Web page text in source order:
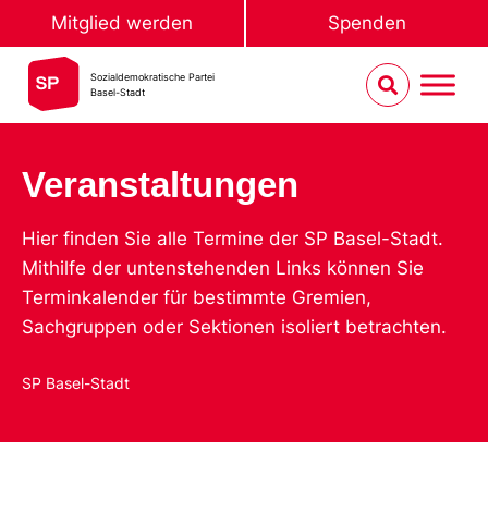
Mitglied werden Spenden
Sozialdemokratische Partei
Basel-Stadt
Veranstaltungen
Hier finden Sie alle Termine der SP Basel-Stadt.
Mithilfe der untenstehenden Links können Sie
Terminkalender für bestimmte Gremien,
Sachgruppen oder Sektionen isoliert betrachten.
SP Basel-Stadt